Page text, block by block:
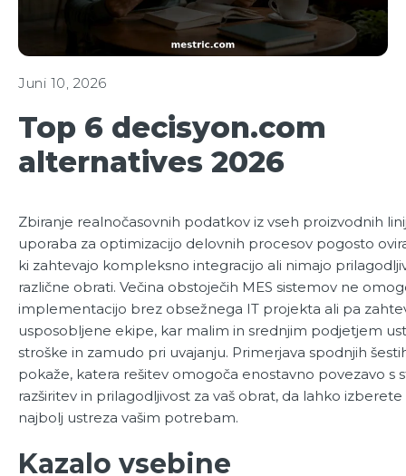
Juni 10, 2026
Top 6 decisyon.com
alternatives 2026
Zbiranje realnočasovnih podatkov iz vseh proizvodnih
uporaba za optimizacijo delovnih procesov pogosto
ki zahtevajo kompleksno integracijo ali nimajo
različne obrati. Večina obstoječih MES sistemov ne
implementacijo brez obsežnega IT projekta ali pa
usposobljene ekipe, kar malim in srednjim podjetjem
stroške in zamudo pri uvajanju. Primerjava spodnjih
pokaže, katera rešitev omogoča enostavno povezavo s
razširitev in prilagodljivost za vaš obrat, da lahko izberete
najbolj ustreza vašim potrebam.
Kazalo vsebine